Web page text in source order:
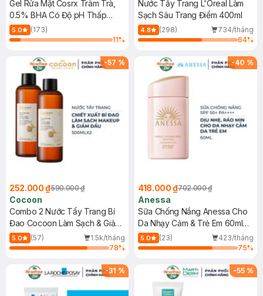
Gel Rửa Mặt Cosrx Tràm Trà,
0.5% BHA Có Độ pH Thấp
150ml
5.0
(173)
11%
Nước Tẩy Trang L'Oreal Làm
Sạch Sâu Trang Điểm 400ml
4.8 (298)
734/tháng
64%
-57 %
252.000 ₫590.000 ₫
Cocoon
Combo 2 Nước Tẩy Trang Bí
Đao Cocoon Làm Sạch & Giảm
Dầu 500ml
5.0 (57)
1.5k/tháng
78%
-40 %
418.000 ₫702.000 ₫
Anessa
Sữa Chống Nắng Anessa Cho
Da Nhạy Cảm & Trẻ Em 60ml
(Mới)
5.0 (23)
423/tháng
75%
-31 % -55 %